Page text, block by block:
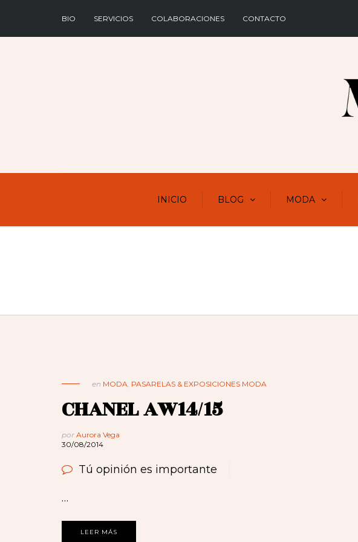
BIO SERVICIOS COLABORACIONES CONTACTO
INICIO BLOG MODA
en MODA, PASARELAS & EXPOSICIONES MODA
CHANEL AW14/15
por Aurora Vega
30/08/2014
Tú opinión es importante
…
LEER MÁS